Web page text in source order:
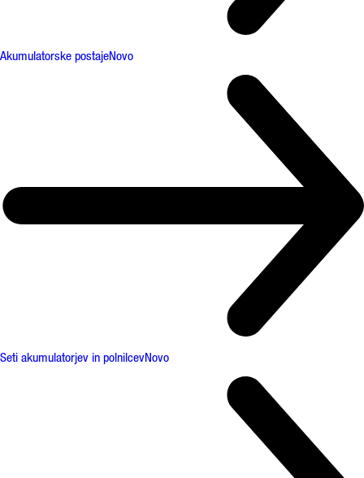
Akumulatorske postajeNovo
Seti akumulatorjev in polnilcevNovo